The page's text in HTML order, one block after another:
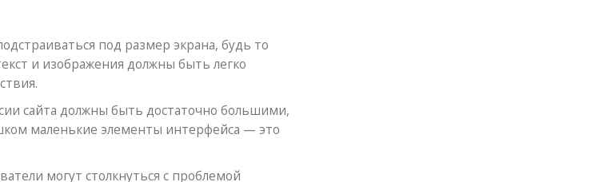
под размер экрана, будь то
и изображения должны быть легко
сайта должны быть достаточно большими,
маленькие элементы интерфейса — это
могут столкнуться с проблемой